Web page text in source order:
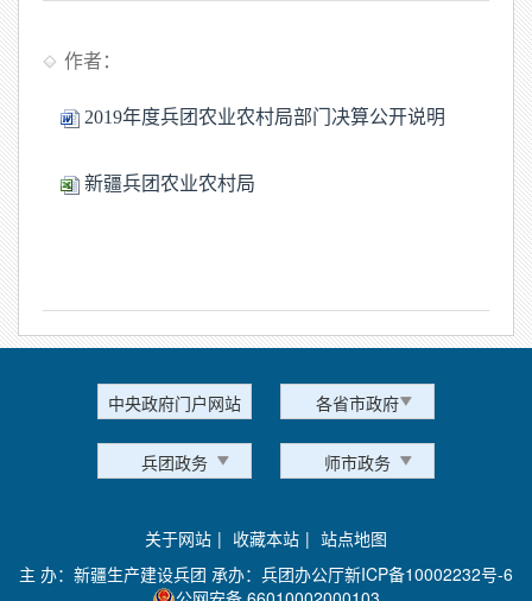
作者：
2019年度兵团农业农村局部门决算公开说明
新疆兵团农业农村局
中央政府门户网站 各省市政府
兵团政务 师市政务
关于网站 | 收藏本站 | 站点地图
主 办：新疆生产建设兵团 承办：兵团办公厅新ICP备10002232号-6